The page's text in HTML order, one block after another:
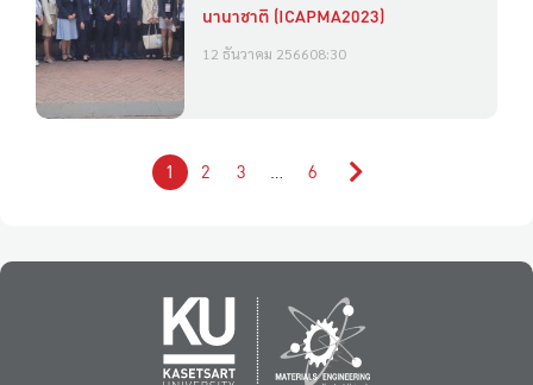
นานาชาติ (ICAPMA2023)
12 ธันวาคม 256608:30
1 2 3 … 6